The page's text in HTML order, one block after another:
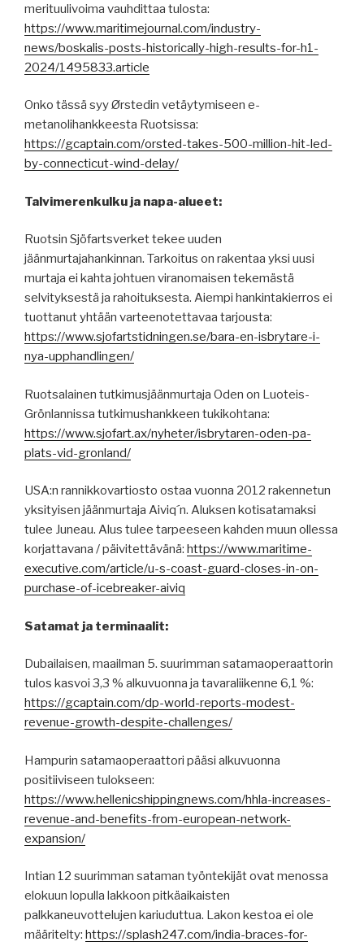
merituulivoima vauhdittaa tulosta:
https://www.maritimejournal.com/industry-
news/boskalis-posts-historically-high-results-for-h1-
2024/1495833.article
Onko tässä syy Ørstedin vetäytymiseen e-
metanolihankkeesta Ruotsissa:
https://gcaptain.com/orsted-takes-500-million-hit-led-
by-connecticut-wind-delay/
Talvimerenkulku ja napa-alueet:
Ruotsin Sjöfartsverket tekee uuden
jäänmurtajahankinnan. Tarkoitus on rakentaa yksi uusi
murtaja ei kahta johtuen viranomaisen tekemästä
selvityksestä ja rahoituksesta. Aiempi hankintakierros ei
tuottanut yhtään varteenotettavaa tarjousta:
https://www.sjofartstidningen.se/bara-en-isbrytare-i-
nya-upphandlingen/
Ruotsalainen tutkimusjäänmurtaja Oden on Luoteis-
Grönlannissa tutkimushankkeen tukikohtana:
https://www.sjofart.ax/nyheter/isbrytaren-oden-pa-
plats-vid-gronland/
USA:n rannikkovartiosto ostaa vuonna 2012 rakennetun
yksityisen jäänmurtaja Aiviq´n. Aluksen kotisatamaksi
tulee Juneau. Alus tulee tarpeeseen kahden muun ollessa
korjattavana / päivitettävänä: https://www.maritime-
executive.com/article/u-s-coast-guard-closes-in-on-
purchase-of-icebreaker-aiviq
Satamat ja terminaalit:
Dubailaisen, maailman 5. suurimman satamaoperaattorin
tulos kasvoi 3,3 % alkuvuonna ja tavaraliikenne 6,1 %:
https://gcaptain.com/dp-world-reports-modest-
revenue-growth-despite-challenges/
Hampurin satamaoperaattori pääsi alkuvuonna
positiiviseen tulokseen:
https://www.hellenicshippingnews.com/hhla-increases-
revenue-and-benefits-from-european-network-
expansion/
Intian 12 suurimman sataman työntekijät ovat menossa
elokuun lopulla lakkoon pitkäaikaisten
palkkaneuvottelujen kariuduttua. Lakon kestoa ei ole
määritelty: https://splash247.com/india-braces-for-